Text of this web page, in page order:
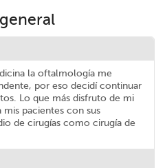
la oftalmología me
por eso decidí continuar
Lo que más disfruto de mi
mis pacientes con sus
de cirugías como cirugía de